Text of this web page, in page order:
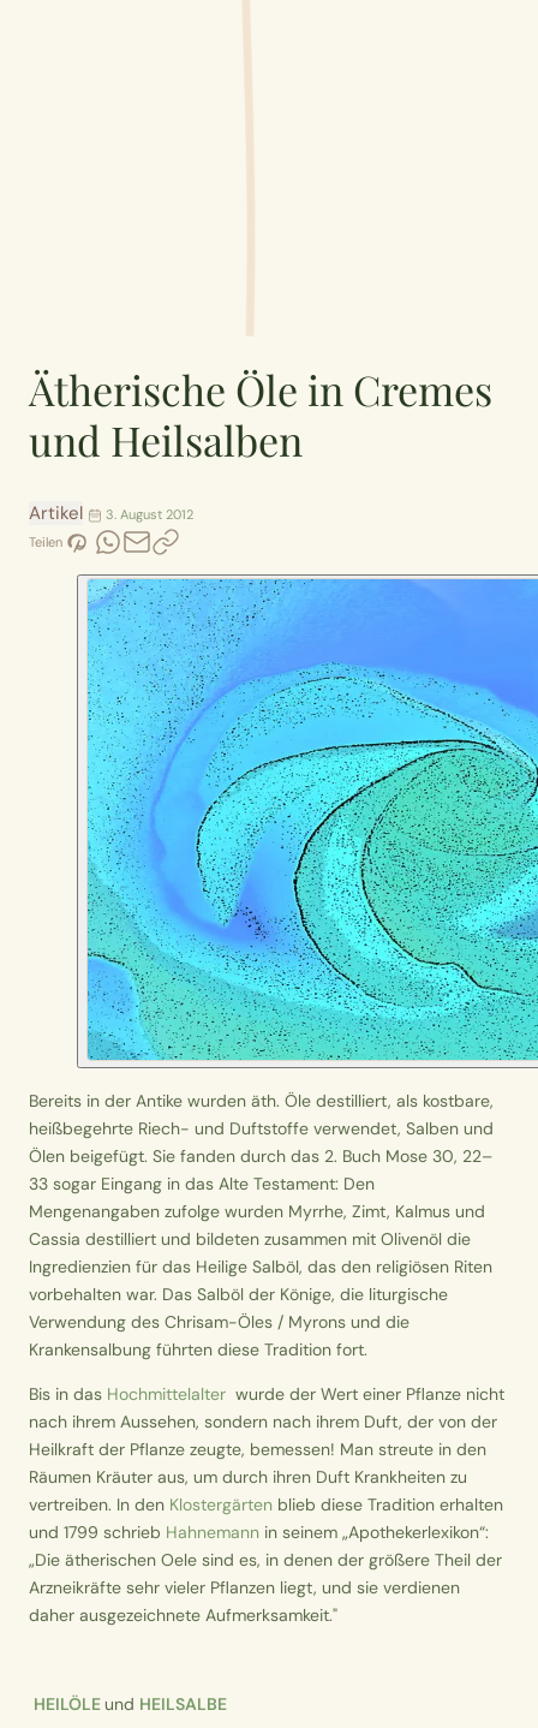
Ätherische Öle in Cremes
und Heilsalben
Artikel
3. August 2012
Teilen
Bereits in der Antike wurden äth. Öle destilliert, als kostbare,
heißbegehrte Riech- und Duftstoffe verwendet, Salben und
Ölen beigefügt. Sie fanden durch das 2. Buch Mose 30, 22–
33 sogar Eingang in das Alte Testament: Den
Mengenangaben zufolge wurden Myrrhe, Zimt, Kalmus und
Cassia destilliert und bildeten zusammen mit Olivenöl die
Ingredienzien für das Heilige Salböl, das den religiösen Riten
vorbehalten war. Das Salböl der Könige, die liturgische
Verwendung des Chrisam-Öles / Myrons und die
Krankensalbung führten diese Tradition fort.
Bis in das Hochmittelalter wurde der Wert einer Pflanze nicht
nach ihrem Aussehen, sondern nach ihrem Duft, der von der
Heilkraft der Pflanze zeugte, bemessen! Man streute in den
Räumen Kräuter aus, um durch ihren Duft Krankheiten zu
vertreiben. In den Klostergärten blieb diese Tradition erhalten
und 1799 schrieb Hahnemann in seinem „Apothekerlexikon“:
„Die ätherischen Oele sind es, in denen der größere Theil der
Arzneikräfte sehr vieler Pflanzen liegt, und sie verdienen
daher ausgezeichnete Aufmerksamkeit."
HEILÖLEund HEILSALBE